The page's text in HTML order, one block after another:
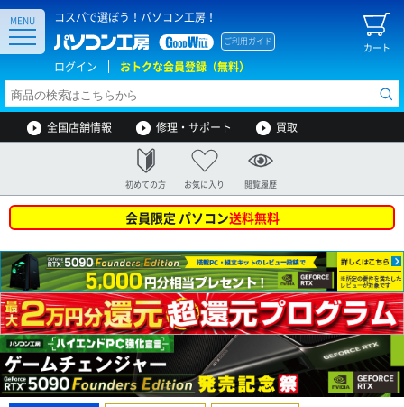
コスパで選ぼう！パソコン工房！
カート
ご利用ガイド
ログイン おトクな会員登録（無料）
MENU
全国店舗情報 修理・サポート 買取
初めての方 お気に入り 閲覧履歴
会員限定 パソコン送料無料